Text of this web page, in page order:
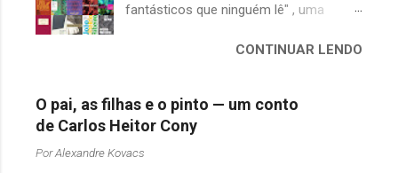
fantásticos que ninguém lê" , uma
quando falamos de clássicos da
escritores brasileiros, somos forçados
a uma avaliação burocrática na escola e
acabamos adquirindo uma certa
antipatia a determinado livro ou autor
CONTINUAR LENDO
O pai, as filhas e o pinto — um conto
de Carlos Heitor Cony
PorAlexandre Kovacs